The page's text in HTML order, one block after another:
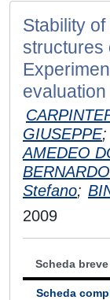
Stability
structures
evaluation
GIUSEPPE;
AMEDEO
BERNARDO
Stefano;
2009
Scheda breve
Scheda